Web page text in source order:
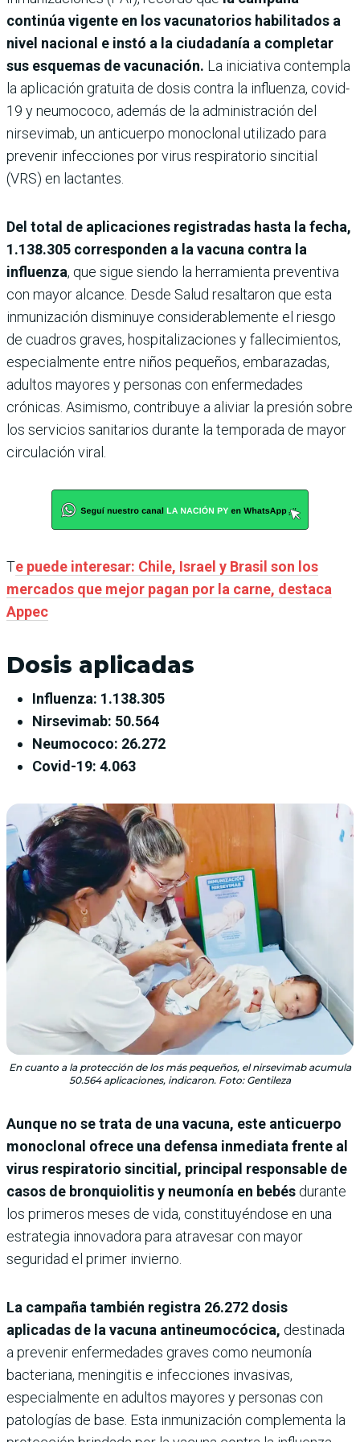
continúa vigente en los vacunatorios habilitados a
nivel nacional e instó a la ciudadanía a completar
sus esquemas de vacunación. La iniciativa contempla
la aplicación gratuita de dosis contra la influenza, covid-
19 y neumococo, además de la administración del
nirsevimab, un anticuerpo monoclonal utilizado para
prevenir infecciones por virus respiratorio sincitial
(VRS) en lactantes.
Del total de aplicaciones registradas hasta la fecha,
1.138.305 corresponden a la vacuna contra la
influenza, que sigue siendo la herramienta preventiva
con mayor alcance. Desde Salud resaltaron que esta
inmunización disminuye considerablemente el riesgo
de cuadros graves, hospitalizaciones y fallecimientos,
especialmente entre niños pequeños, embarazadas,
adultos mayores y personas con enfermedades
crónicas. Asimismo, contribuye a aliviar la presión sobre
los servicios sanitarios durante la temporada de mayor
circulación viral.
Te puede interesar: Chile, Israel y Brasil son los
mercados que mejor pagan por la carne, destaca
Appec
Dosis aplicadas
Influenza: 1.138.305
Nirsevimab: 50.564
Neumococo: 26.272
Covid-19: 4.063
En cuanto a la protección de los más pequeños, el nirsevimab acumula
50.564 aplicaciones, indicaron. Foto: Gentileza
Aunque no se trata de una vacuna, este anticuerpo
monoclonal ofrece una defensa inmediata frente al
virus respiratorio sincitial, principal responsable de
casos de bronquiolitis y neumonía en bebés durante
los primeros meses de vida, constituyéndose en una
estrategia innovadora para atravesar con mayor
seguridad el primer invierno.
La campaña también registra 26.272 dosis
aplicadas de la vacuna antineumocócica, destinada
a prevenir enfermedades graves como neumonía
bacteriana, meningitis e infecciones invasivas,
especialmente en adultos mayores y personas con
patologías de base. Esta inmunización complementa la